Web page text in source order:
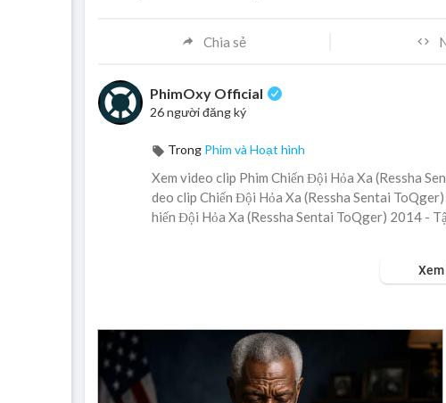
Chia sẻ
PhimOxy Official
26 người đăng ký
Trong Phim và Hoạt hình
Xem video clip Phim Chiến Đội Hỏa Xa (Ressha
deo clip Chiến Đội Hỏa Xa (Ressha Sentai
hiến Đội Hỏa Xa (Ressha Sentai ToQger) 2014 -